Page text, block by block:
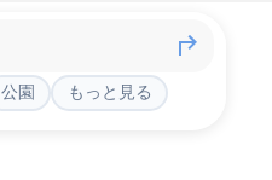
公園 もっと見る